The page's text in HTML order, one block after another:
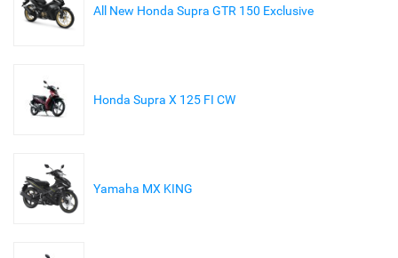
All New Honda Supra GTR 150 Exclusive
Honda Supra X 125 FI CW
Yamaha MX KING